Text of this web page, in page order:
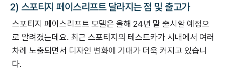
2) 스포티지 페이스리프트 달라지는 점 및 출고가
스포티지 페이스리프트 모델은 올해 24년 말 출시할 예정으
로 알려졌는데요. 최근 스포티지의 테스트카가 시내에서 여러
차례 노출되면서 디자인 변화에 기대가 더욱 커지고 있습니
다.